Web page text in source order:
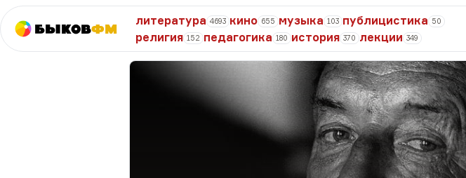
БыковФМ
литература 4693 кино 655 музыка 103 публицистика 50
религия 152 педагогика 180 история 370 лекции 349